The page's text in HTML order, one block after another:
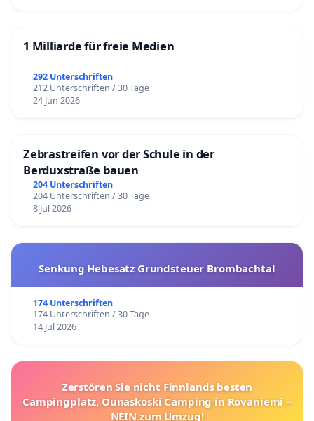
1 Milliarde für freie Medien
292 Unterschriften
212 Unterschriften / 30 Tage
24 Jun 2026
Zebrastreifen vor der Schule in der
Berduxstraße bauen
204 Unterschriften
204 Unterschriften / 30 Tage
8 Jul 2026
Senkung Hebesatz Grundsteuer Brombachtal
174 Unterschriften
174 Unterschriften / 30 Tage
14 Jul 2026
Zerstören Sie nicht Finnlands besten
Campingplatz, Ounaskoski Camping in Rovaniemi –
NEIN zum Umzug!